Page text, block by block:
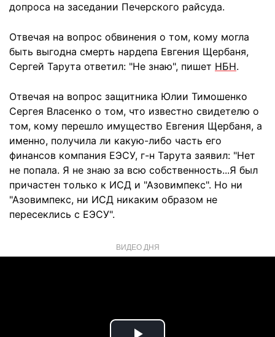
допроса на заседании Печерского райсуда.
Отвечая на вопрос обвинения о том, кому могла
быть выгодна смерть нардепа Евгения Щербаня,
Сергей Тарута ответил: "Не знаю", пишет НБН.
Отвечая на вопрос защитника Юлии Тимошенко
Сергея Власенко о том, что известно свидетелю о
том, кому перешло имущество Евгения Щербаня, а
именно, получила ли какую-либо часть его
финансов компания ЕЭСУ, г-н Тарута заявил: "Нет
не попала. Я не знаю за всю собственность...Я был
причастен только к ИСД и "Азовимпекс". Но ни
"Азовимпекс, ни ИСД никаким образом не
пересеклись с ЕЭСУ".
ВИДЕО ДНЯ